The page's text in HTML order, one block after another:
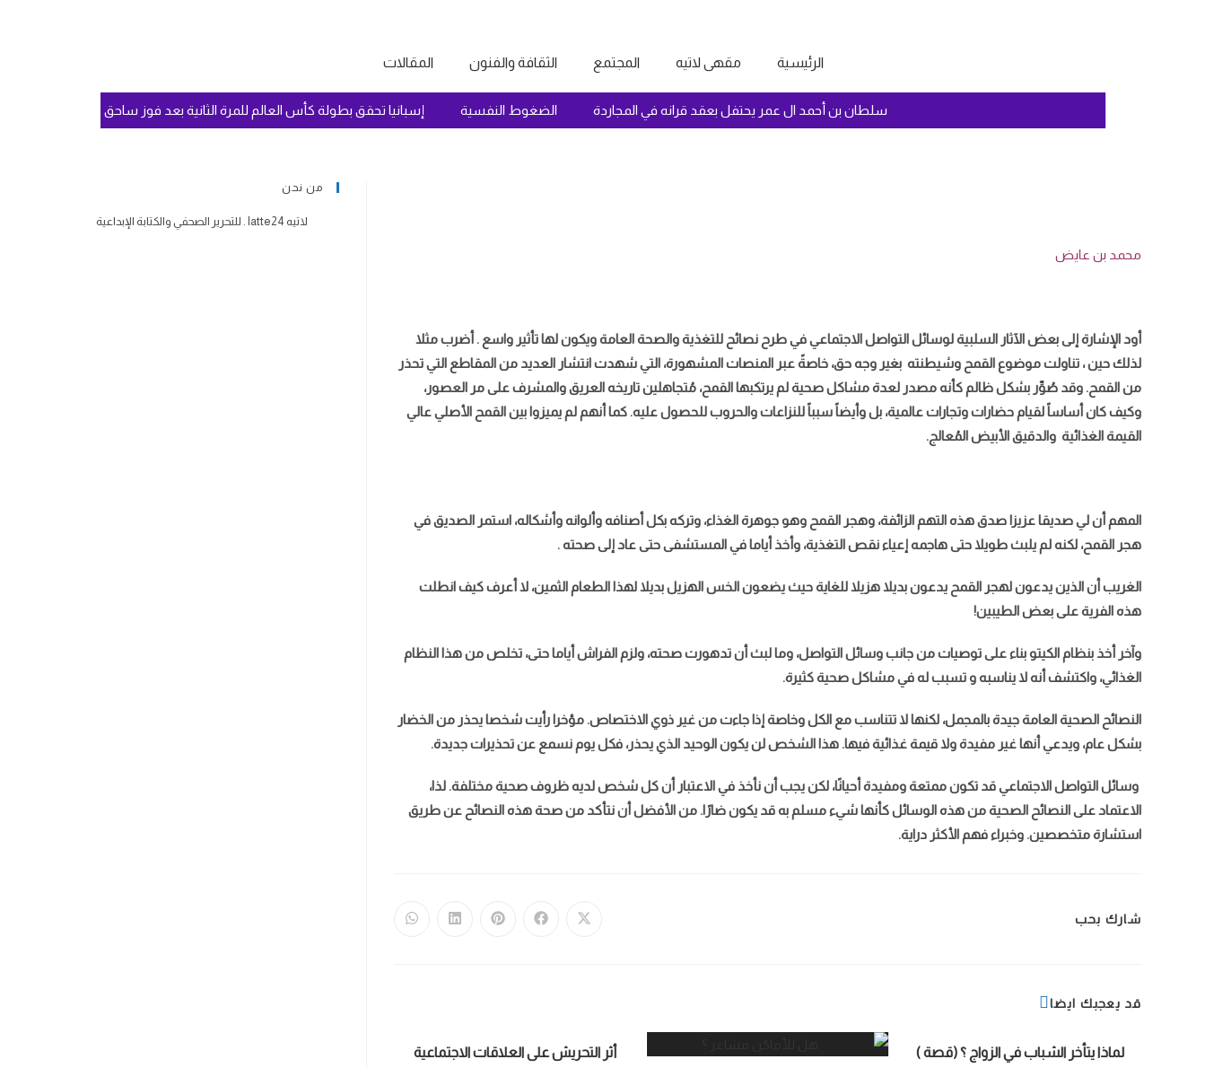
الرئيسية مقهى لاتيه المجتمع الثقافة والفنون المقالات
سلطان بن أحمد ال عمر يحتفل بعقد قرانه في المجاردة الضغوط النفسية إسبانيا تحقق بطولة كأس العالم للمرة الثانية بعد فوز ساحق وسيطرة تامة
محمد بن عايض
أود الإشارة إلى بعض الآثار السلبية لوسائل التواصل الاجتماعي في طرح نصائح للتغذية والصحة العامة ويكون لها تأثير واسع . أضربمثلا
لذلك حين ، تناولت موضوع القمح وشيطنته بغير وجه حق، خاصةً عبر المنصات المشهورة، التي شهدت انتشار العديد من المقاطع التي تحذر
من القمح. وقد صُوِّر بشكل ظالم كأنه مصدر لعدة مشاكل صحية لم يرتكبها القمح، مُتجاهلين تاريخه العريق والمشرف على مر العصور،
وكيف كان أساساً لقيام حضارات وتجارات عالمية، بل وأيضاً سبباً للنزاعات والحروب للحصول عليه. كما أنهم لم يميزوا بين القمح الأصلي عالي
القيمة الغذائية والدقيق الأبيض المُعالج.
المهم أن لي صديقا عزيزا صدق هذه التهم الزائفة، وهجر القمح وهو جوهرة الغذاء، وتركه بكل أصنافه وألوانه وأشكاله، استمر الصديق في
هجر القمح، لكنه لم يلبث طويلا حتى هاجمه إعياء نقص التغذية، وأخذ أياما في المستشفى حتى عاد إلى صحته .
الغريب أن الذين يدعون لهجر القمح يدعون بديلا هزيلا للغاية حيث يضعون الخس الهزيل بديلا لهذا الطعام الثمين، لا أعرف كيف انطلت
هذه الفرية على بعض الطيبين!
وآخر أخذ بنظام الكيتو بناء على توصيات من جانب وسائل التواصل، وما لبث أن تدهورت صحته، ولزم الفراش أياما حتى، تخلص من هذا النظام
الغذائي، واكتشف أنه لا يناسبه و تسبب له في مشاكل صحية كثيرة.
النصائح الصحية العامة جيدة بالمجمل، لكنها لا تتناسب مع الكل وخاصة إذا جاءت من غير ذوي الاختصاص. مؤخرا رأيت شخصا يحذر من الخضار
بشكل عام، ويدعي أنها غير مفيدة ولا قيمة غذائية فيها. هذا الشخص لن يكون الوحيد الذي يحذر، فكل يوم نسمع عن تحذيرات جديدة.
وسائل التواصل الاجتماعي قد تكون ممتعة ومفيدة أحيانًا، لكن يجب أن نأخذ في الاعتبار أن كل شخص لديه ظروف صحية مختلفة. لذا،
الاعتماد على النصائح الصحية من هذه الوسائل كأنها شيء مسلم به قد يكون ضارًا. من الأفضل أن نتأكد من صحة هذه النصائح عن طريق
استشارة متخصصين. وخبراء فهم الأكثر دراية.
شارك بحب
قد يعجبك ايضا
أثر التحريش على العلاقات الاجتماعية لماذا يتأخر الشباب في الزواج ؟ (قصة )
من نحن
لاتيه latte24 . للتحرير الصحفي والكتابة الإبداعية